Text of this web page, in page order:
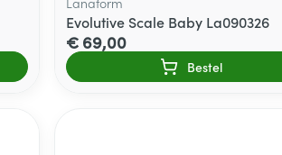
Evolutive Scale Baby La090326
€ 69,00
Bestel